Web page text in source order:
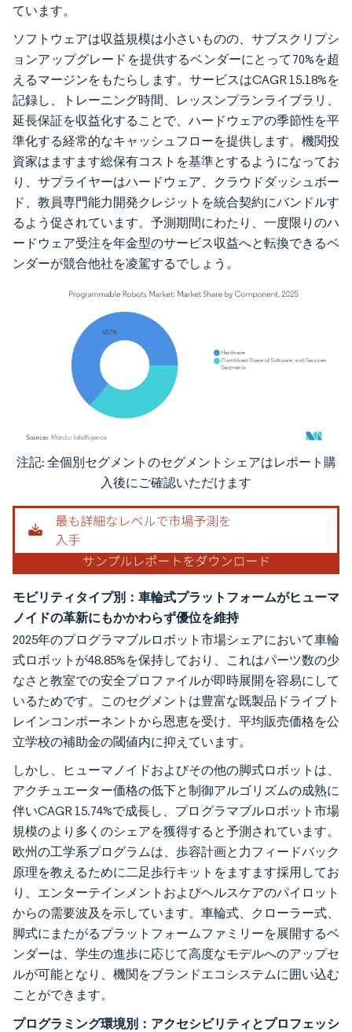
ています。
ソフトウェアは収益規模は小さいものの、サブスクリプシ
ョンアップグレードを提供するベンダーにとって70%を超
えるマージンをもたらします。サービスはCAGR 15.18%を
記録し、トレーニング時間、レッスンプランライブラリ、
延長保証を収益化することで、ハードウェアの季節性を平
準化する経常的なキャッシュフローを提供します。機関投
資家はますます総保有コストを基準とするようになってお
り、サプライヤーはハードウェア、クラウドダッシュボー
ド、教員専門能力開発クレジットを統合契約にバンドルす
るよう促されています。予測期間にわたり、一度限りのハ
ードウェア受注を年金型のサービス収益へと転換できるベ
ンダーが競合他社を凌駕するでしょう。
画像 © Mordor Intelligence。再利用にはCC BY 4.0の表示が必要です。
注記: 全個別セグメントのセグメントシェアはレポート購
入後にご確認いただけます
モビリティタイプ別：車輪式プラットフォームがヒューマ
ノイドの革新にもかかわらず優位を維持
2025年のプログラマブルロボット市場シェアにおいて車輪
式ロボットが48.85%を保持しており、これはパーツ数の少
なさと教室での安全プロファイルが即時展開を容易にして
いるためです。このセグメントは豊富な既製品ドライブト
レインコンポーネントから恩恵を受け、平均販売価格を公
立学校の補助金の閾値内に抑えています。
しかし、ヒューマノイドおよびその他の脚式ロボットは、
アクチュエーター価格の低下と制御アルゴリズムの成熟に
伴いCAGR 15.74%で成長し、プログラマブルロボット市場
規模のより多くのシェアを獲得すると予測されています。
欧州の工学系プログラムは、歩容計画と力フィードバック
原理を教えるために二足歩行キットをますます採用してお
り、エンターテインメントおよびヘルスケアのパイロット
からの需要波及を示しています。車輪式、クローラー式、
脚式にまたがるプラットフォームファミリーを展開するベ
ンダーは、学生の進歩に応じて高度なモデルへのアップセ
ルが可能となり、機関をブランドエコシステムに囲い込む
ことができます。
プログラミング環境別：アクセシビリティとプロフェッシ